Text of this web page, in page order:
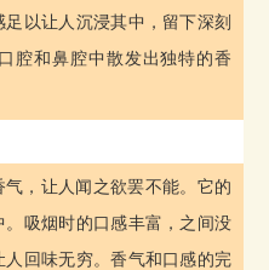
以让人沉浸其中，留下深刻
腔和鼻腔中散发出独特的香
，让人闻之欲罢不能。它的
吸烟时的口感丰富，之间没
回味无穷。香气和口感的完